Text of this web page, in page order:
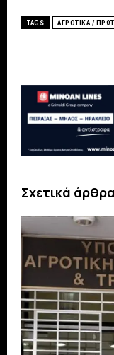
TAGS ΑΓΡΟΤΙΚΑ /
Σχετικά άρθρα